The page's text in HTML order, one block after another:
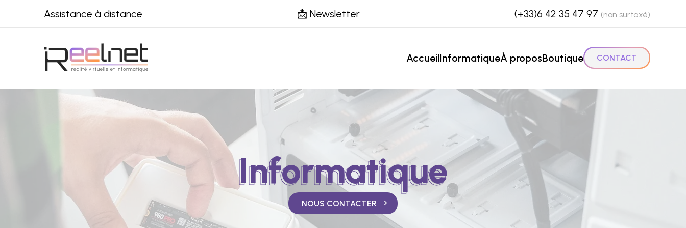
Assistance à distance 📩 Newsletter (+33)6 42 35 47 97 (non surtaxé)
AccueilInformatiqueÀ proposBoutique CONTACT
Informatique
Informatique
NOUS CONTACTER